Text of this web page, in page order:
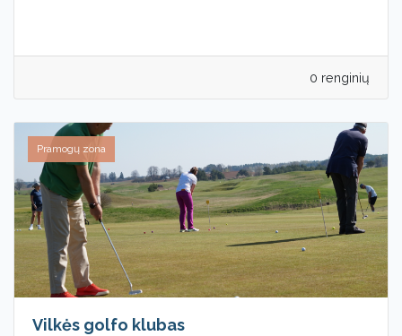
0 renginių
Pramogų zona
Vilkės golfo klubas